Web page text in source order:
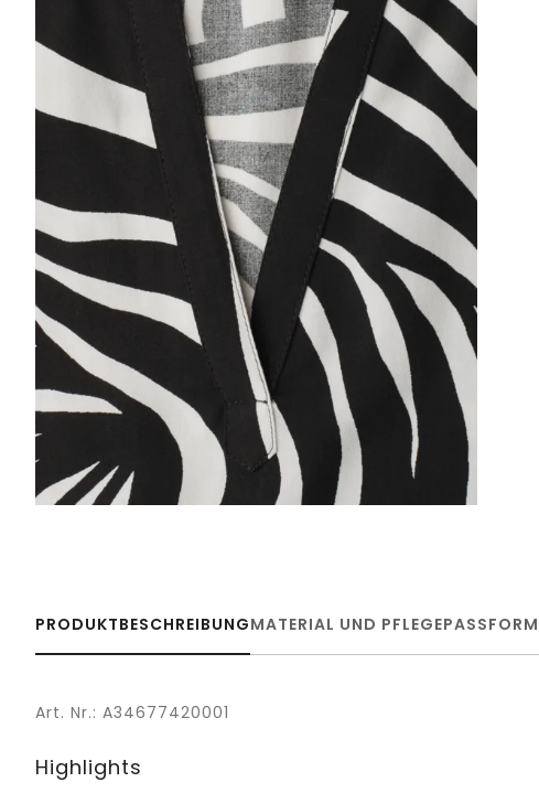
PRODUKTBESCHREIBUNGMATERIAL UND PFLEGEPASSFORM
Art. Nr.: A34677420001
Highlights